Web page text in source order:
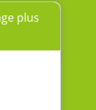
plus